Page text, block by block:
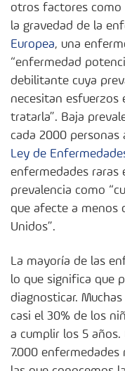
otros factores
la gravedad de la
Europea, una
“enfermedad
debilitante cuya
necesitan esfuerzos
tratarla”. Baja
cada 2000 personas
Ley de
enfermedades raras
prevalencia como
que afecte a menos
Unidos”.
La mayoría de las
lo que significa que
diagnosticar.
casi el 30% de los
a cumplir los 5
7.000